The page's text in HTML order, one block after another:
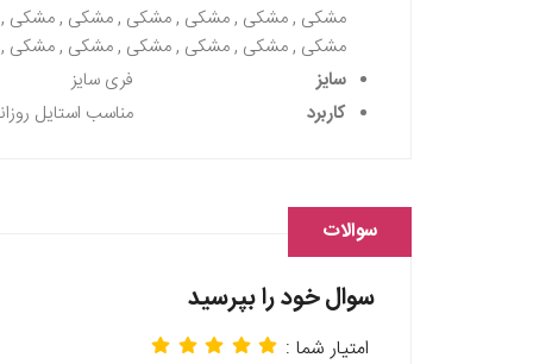
مشکی , مشکی , مشکی , مشکی , مشکی ,
مشکی , مشکی , مشکی , مشکی , مشکی , مشکی
سایز
فری سایز
کاربرد
مناسب استایل
سوالات
سوال خود را بپرسید
امتیار شما :